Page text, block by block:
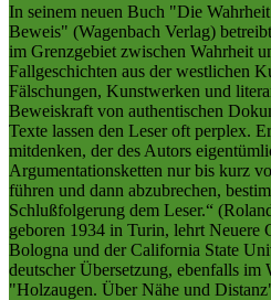
In seinem neuen Buch "Die
Beweis" (Wagenbach Verlag)
im Grenzgebiet zwischen Wahrheit
Fallgeschichten aus der westlichen
Fälschungen, Kunstwerken und
Beweiskraft von authentischen
Texte lassen den Leser oft perplex.
mitdenken, der des Autors
Argumentationsketten nur bis kurz
führen und dann abzubrechen,
Schlußfolgerung dem Leser.“
geboren 1934 in Turin, lehrt Neuere
Bologna und der California State
deutscher Übersetzung, ebenfalls im
"Holzaugen. Über Nähe und